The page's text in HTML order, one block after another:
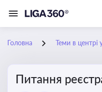
Головна Теми в центрі
Питання